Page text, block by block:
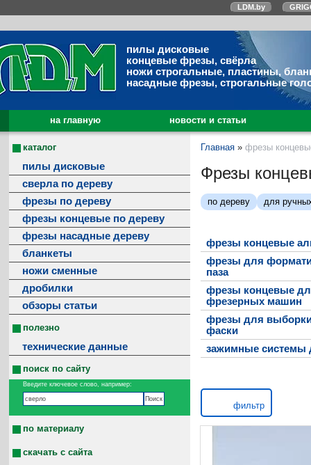
LDM.by
пилы дисковые
концевые фрезы, свёрла
ножи строгальные, пластины,
насадные фрезы, строгальные
на главную новости и статьи
каталог
пилы дисковые
сверла по дереву
фрезы по дереву
фрезы концевые по дереву
фрезы насадные дереву
бланкеты
ножи сменные
дробилки
обзоры статьи
полезно
технические данные
поиск по сайту
Введите ключевое слово, например:
по материалу
скачать с сайта
Главная » фрезы
Фрезы
по дереву для
фрезы концевые
фрезы для
паза
фрезы концевые
фрезерных машин
фрезы для выборки
фаски
зажимные системы
фильтр